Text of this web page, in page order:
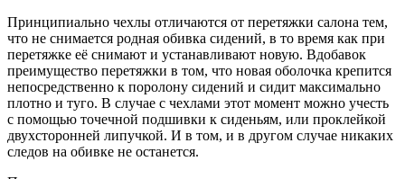
Принципиально чехлы отличаются от перетяжки салона тем,
что не снимается родная обивка сидений, в то время как при
перетяжке её снимают и устанавливают новую. Вдобавок
преимущество перетяжки в том, что новая оболочка крепится
непосредственно к поролону сидений и сидит максимально
плотно и туго. В случае с чехлами этот момент можно учесть
с помощью точечной подшивки к сиденьям, или проклейкой
двухсторонней липучкой. И в том, и в другом случае никаких
следов на обивке не останется.